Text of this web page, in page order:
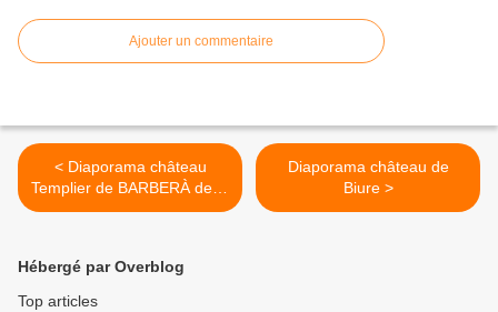
Ajouter un commentaire
< Diaporama château
Templier de BARBERÀ de la
CONCA
Diaporama château de
Biure >
Hébergé par Overblog
Top articles